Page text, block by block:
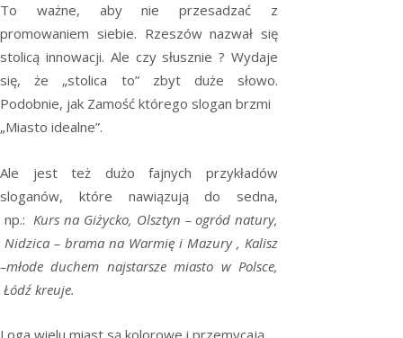
To ważne, aby nie przesadzać z
promowaniem siebie. Rzeszów nazwał się
stolicą innowacji. Ale czy słusznie ? Wydaje
się, że „stolica to” zbyt duże słowo.
Podobnie, jak Zamość którego slogan brzmi
„Miasto idealne”.
Ale jest też dużo fajnych przykładów
sloganów, które nawiązują do sedna,
np.: Kurs na Giżycko, Olsztyn – ogród natury,
Nidzica – brama na Warmię i Mazury , Kalisz
–młode duchem najstarsze miasto w Polsce,
Łódź kreuje.
Loga wielu miast są kolorowe i przemycają